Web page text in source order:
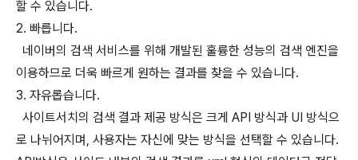
할 수 있습니다.
2. 빠릅니다.
네이버의 검색 서비스를 위해 개발된 훌륭한 성능의 검색 엔진을
이용하므로 더욱 빠르게 원하는 결과를 찾을 수 있습니다.
3. 자유롭습니다.
사이트서치의 검색 결과 제공 방식은 크게 API 방식과 UI 방식으
로 나뉘어지며, 사용자는 자신에 맞는 방식을 선택할 수 있습니다.